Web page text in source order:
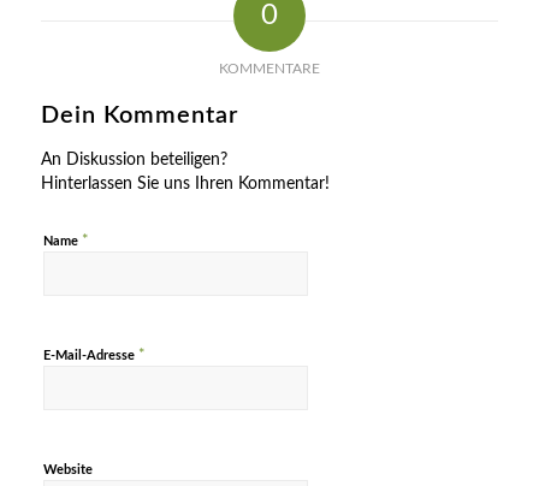
0
KOMMENTARE
Dein Kommentar
An Diskussion beteiligen?
Hinterlassen Sie uns Ihren Kommentar!
Name *
E-Mail-Adresse *
Website